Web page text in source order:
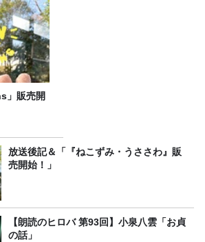
」販売開
放送後記＆「『ねこずみ・うささわ』販
売開始！」
【朗読のヒロバ 第93回】小泉八雲「お貞
の話」